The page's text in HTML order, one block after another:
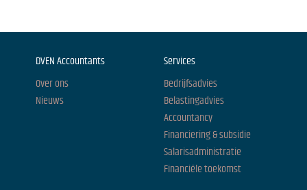
DVEN Accountants
Over ons
Nieuws
Services
Bedrijfsadvies
Belastingadvies
Accountancy
Financiering & subsidie
Salarisadministratie
Financiële toekomst